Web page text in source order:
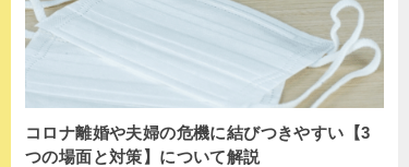
コロナ離婚や夫婦の危機に結びつきやすい【3
つの場面と対策】について解説